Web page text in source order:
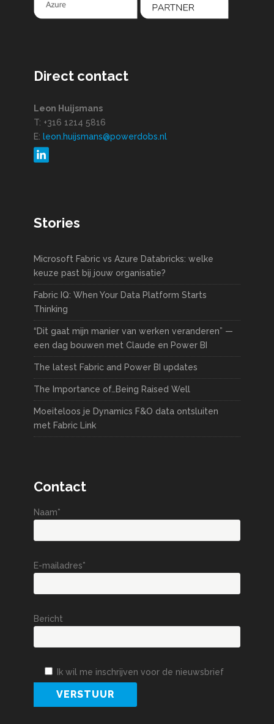
Direct contact
Leon Huijsmans
T: +316 1214 5816
E: leon.huijsmans@powerdobs.nl
Stories
Microsoft Fabric vs Azure Databricks: welke
keuze past bij jouw organisatie?
Fabric IQ: When Your Data Platform Starts
Thinking
“Dit gaat mijn manier van werken veranderen” —
een dag bouwen met Claude en Power BI
The latest Fabric and Power BI updates
The Importance of…Being Raised Well
Moeiteloos je Dynamics F&O data ontsluiten
met Fabric Link
Contact
Naam*
E-mailadres*
Bericht
Ik wil me inschrijven voor de nieuwsbrief